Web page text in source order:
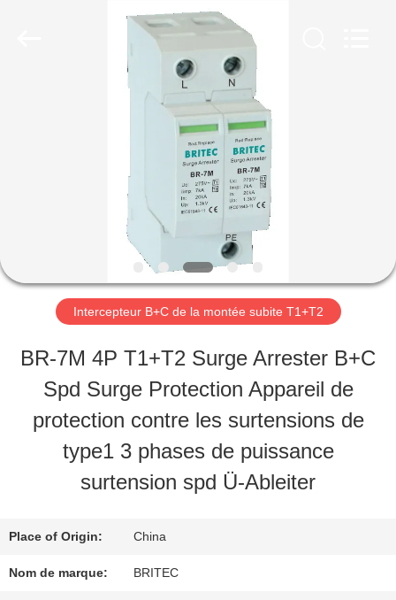
PROPOS
VISITE
D'USINE
DE
LA
Intercepteur B+C de la montée subite T1+T2
BR-7M 4P T1+T2 Surge Arrester B+C
Spd Surge Protection Appareil de
protection contre les surtensions de
type1 3 phases de puissance
surtension spd Ü-Ableiter
Place of Origin: China
Nom de marque: BRITEC